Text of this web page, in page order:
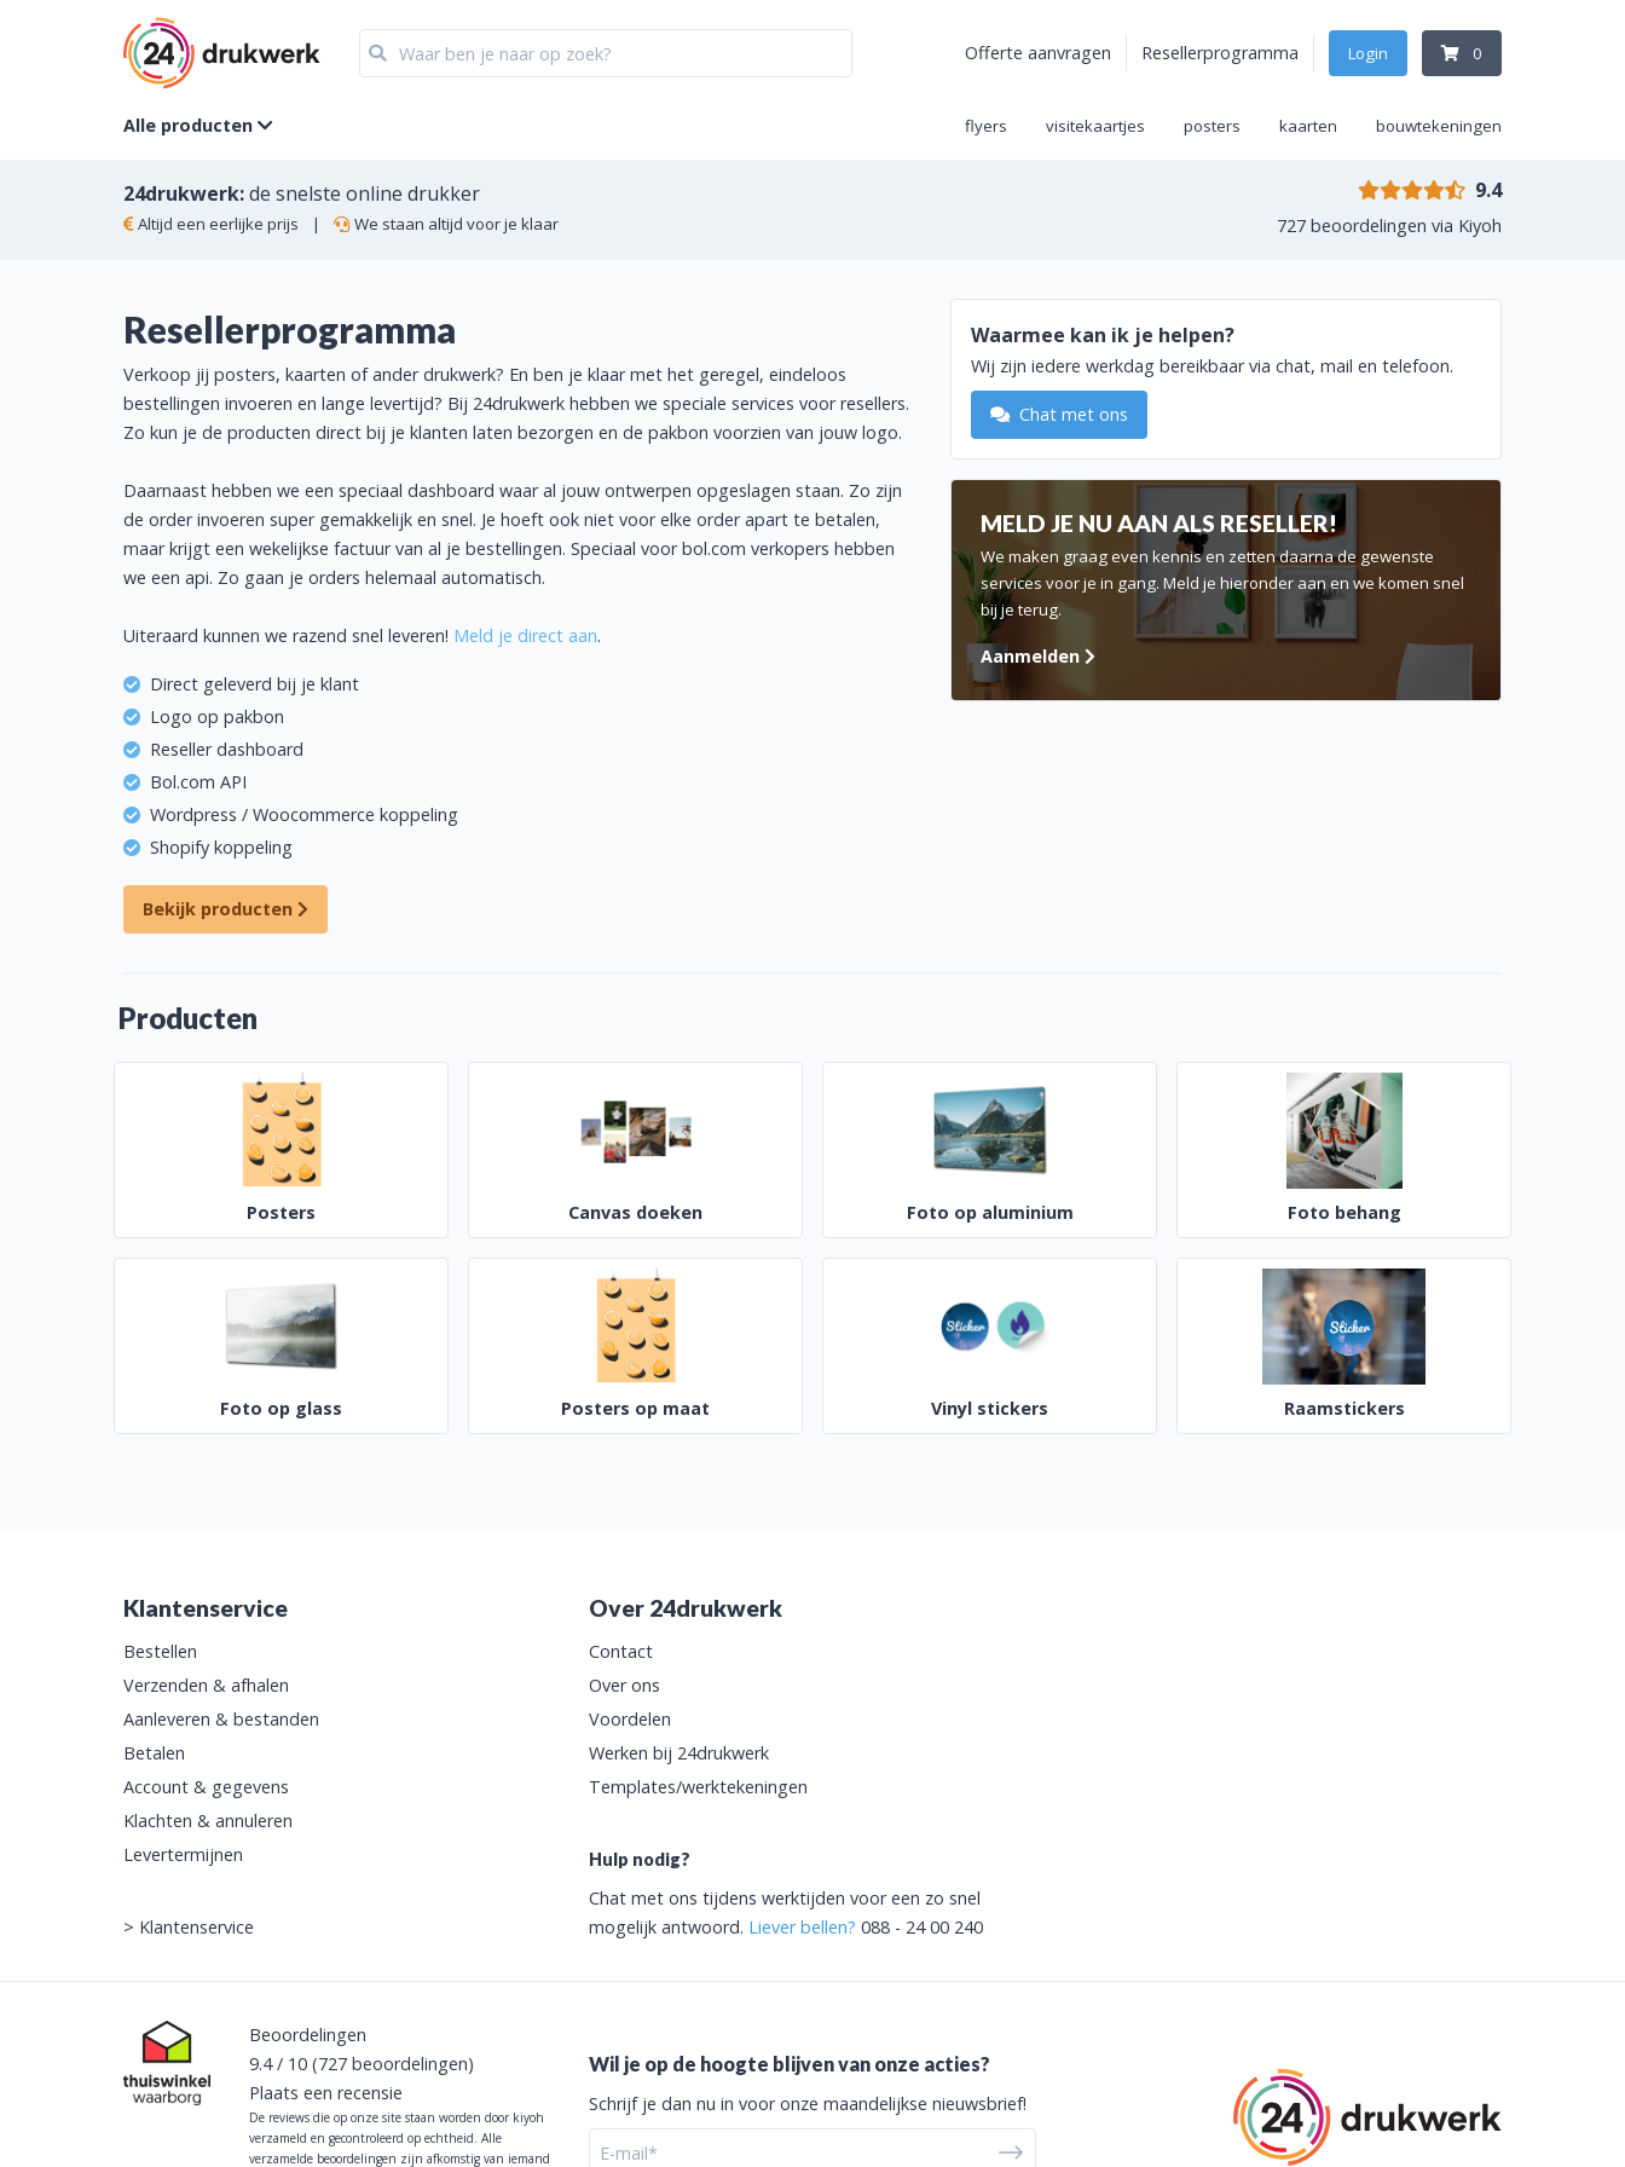
Alle producten
Offerte aanvragen Resellerprogramma Login 0
flyers visitekaartjes posters kaarten bouwtekeningen
24drukwerk:de snelste online drukker
Altijd een eerlijke prijs | We staan altijd voor je klaar
9.4
727 beoordelingen via Kiyoh
Resellerprogramma
Verkoop jij posters, kaarten of ander drukwerk? En ben je klaar met het geregel, eindeloos
bestellingen invoeren en lange levertijd? Bij 24drukwerk hebben we speciale services voor resellers.
Zo kun je de producten direct bij je klanten laten bezorgen en de pakbon voorzien van jouw logo.
Daarnaast hebben we een speciaal dashboard waar al jouw ontwerpen opgeslagen staan. Zo zijn
de order invoeren super gemakkelijk en snel. Je hoeft ook niet voor elke order apart te betalen,
maar krijgt een wekelijkse factuur van al je bestellingen. Speciaal voor bol.com verkopers hebben
we een api. Zo gaan je orders helemaal automatisch.
Uiteraard kunnen we razend snel leveren! Meld je direct aan.
Direct geleverd bij je klant
Logo op pakbon
Reseller dashboard
Bol.com API
Wordpress / Woocommerce koppeling
Shopify koppeling
Bekijk producten
Waarmee kan ik je helpen?
Wij zijn iedere werkdag bereikbaar via chat, mail en telefoon.
Chat met ons
MELD JE NU AAN ALS RESELLER!
We maken graag even kennis en zetten daarna de gewenste
services voor je in gang. Meld je hieronder aan en we komen snel
bij je terug.
Aanmelden
Producten
Posters Canvas doeken Foto op aluminium Foto behang
Foto op glass Posters op maat Vinyl stickers Raamstickers
Klantenservice
Bestellen
Verzenden & afhalen
Aanleveren & bestanden
Betalen
Account & gegevens
Klachten & annuleren
Levertermijnen
> Klantenservice
Over 24drukwerk
Contact
Over ons
Voordelen
Werken bij 24drukwerk
Templates/werktekeningen
Hulp nodig?
Chat met ons tijdens werktijden voor een zo snel
mogelijk antwoord. Liever bellen? 088 - 24 00 240
Beoordelingen
9.4/ 10 (727 beoordelingen)
Plaats een recensie
De reviews die op onze site staan worden door kiyoh
verzameld en gecontroleerd op echtheid. Alle
verzamelde beoordelingen zijn afkomstig van iemand
Wil je op de hoogte blijven van onze acties?
Schrijf je dan nu in voor onze maandelijkse nieuwsbrief!